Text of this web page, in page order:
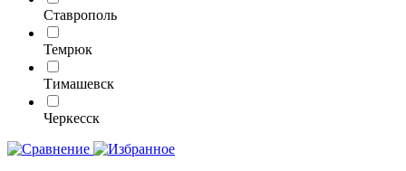
Ставрополь
Темрюк
Тимашевск
Черкесск